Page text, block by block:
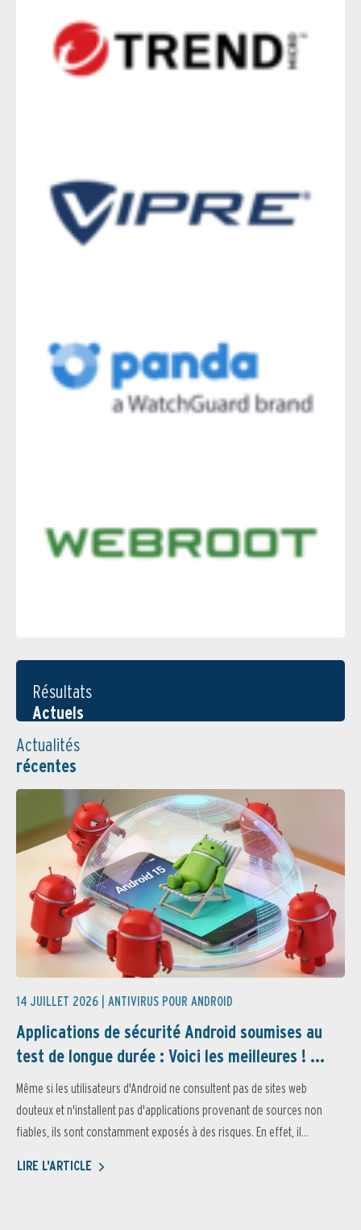
Résultats
Actuels
Actualités
récentes
14 JUILLET 2026 | ANTIVIRUS POUR ANDROID
Applications de sécurité Android soumises au
test de longue durée : Voici les meilleures ! ...
Même si les utilisateurs d'Android ne consultent pas de sites web
douteux et n'installent pas d'applications provenant de sources non
fiables, ils sont constamment exposés à des risques. En effet, il...
LIRE L'ARTICLE